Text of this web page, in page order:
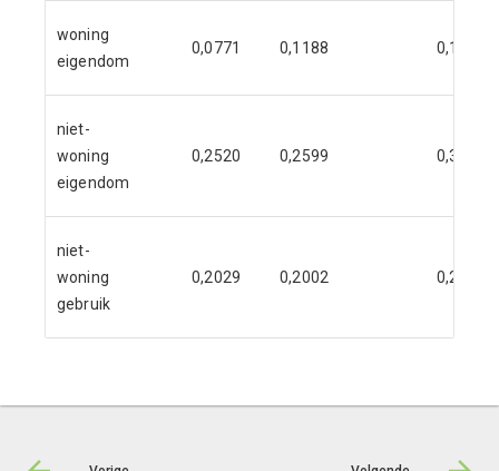
woning
eigendom
0,0771 0,1188 0,1016
niet-
woning
eigendom
0,2520 0,2599 0,3021
niet-
woning
gebruik
0,2029 0,2002 0,2652